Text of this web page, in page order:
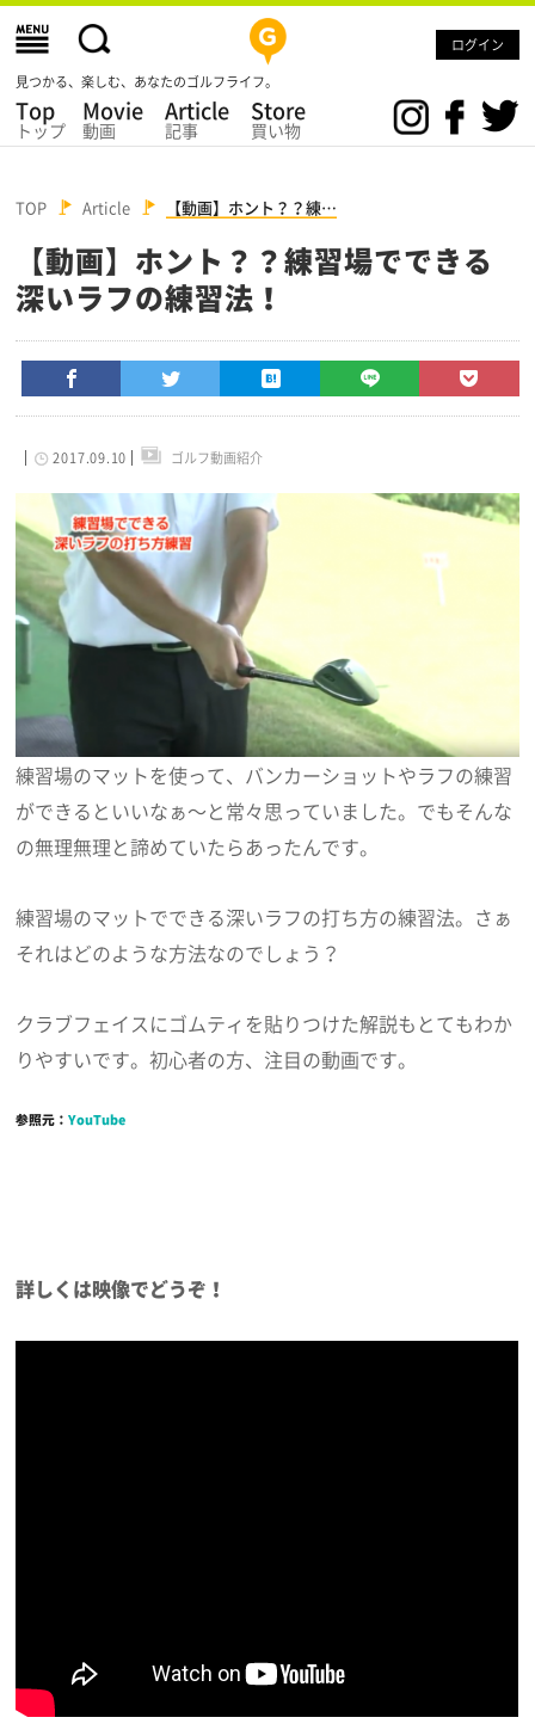
ログイン
見つかる、楽しむ、あなたのゴルフライフ。
Top
トップ
Movie
動画
Article
記事
Store
買い物
TOP Article 【動画】ホント？？練…
【動画】ホント？？練習場でできる
深いラフの練習法！
2017.09.10 ゴルフ動画紹介
練習場のマットを使って、バンカーショットやラフの練習
ができるといいなぁ～と常々思っていました。でもそんな
の無理無理と諦めていたらあったんです。
練習場のマットでできる深いラフの打ち方の練習法。さぁ
それはどのような方法なのでしょう？
クラブフェイスにゴムティを貼りつけた解説もとてもわか
りやすいです。初心者の方、注目の動画です。
参照元：YouTube
詳しくは映像でどうぞ！